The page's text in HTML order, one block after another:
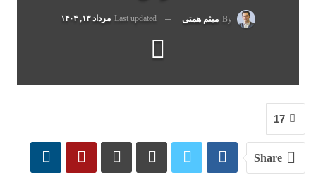
By میثم همتی Last updated مرداد ۱۳, ۱۴۰۴
17
Share